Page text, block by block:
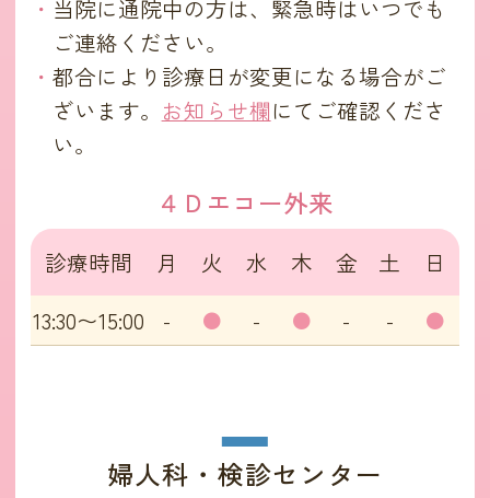
当院に通院中の方は、緊急時はいつでも
ご連絡ください。
都合により診療日が変更になる場合がご
ざいます。 お知らせ欄にてご確認くださ
い。
４Ｄエコー外来
診療時間 月 火 水 木 金 土
日
13:30〜15:00
- ● - ● - - ●
婦人科・検診センター